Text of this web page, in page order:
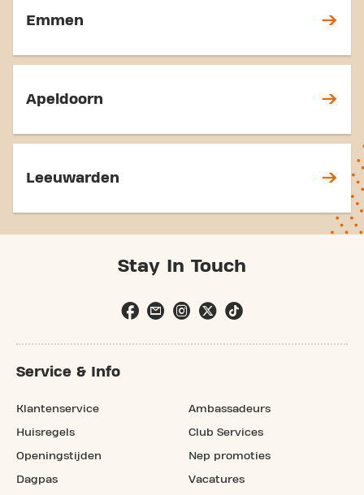
Emmen
Apeldoorn
Leeuwarden
Stay In Touch
Service & Info
Klantenservice
Huisregels
Openingstijden
Dagpas
Ambassadeurs
Club Services
Nep promoties
Vacatures